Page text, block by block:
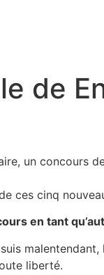
de
un concours
ces cinq
en tant
liberté.